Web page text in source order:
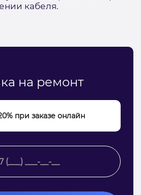
кабеля.
на ремонт
при заказе онлайн